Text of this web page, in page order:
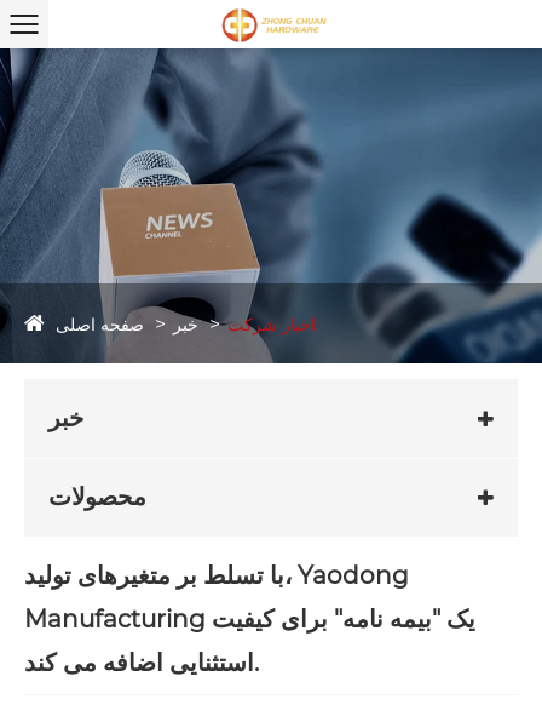
صفحه اصلی خبر اخبار شرکت
خبر
محصولات
با تسلط بر متغیرهای تولید، Yaodong
Manufacturing یک "بیمه نامه" برای کیفیت
استثنایی اضافه می کند.